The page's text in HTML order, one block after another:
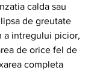
calda sau
de greutate
a intregului picior,
de orice fel de
completa